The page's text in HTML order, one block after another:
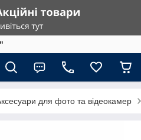
для фото та відеокамер